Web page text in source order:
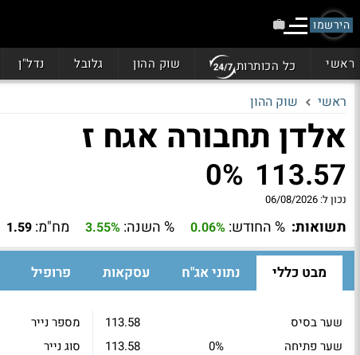
הירשמו
ראשי כל הכותרות שוק ההון גלובל נדל"ן
ראשי שוק ההון
אלדן תחבורה אגח ז
113.57
0%
נכון ל: 06/08/2026
תשואות: % החודש: 0.06% % השנה: 3.55% מח"מ: 1.59
מבט כללי נתוני אג"ח עסקאות פרופיל
שער בסיס
113.58
שער פתיחה
0%
113.58
מספר נייר
סוג נייר